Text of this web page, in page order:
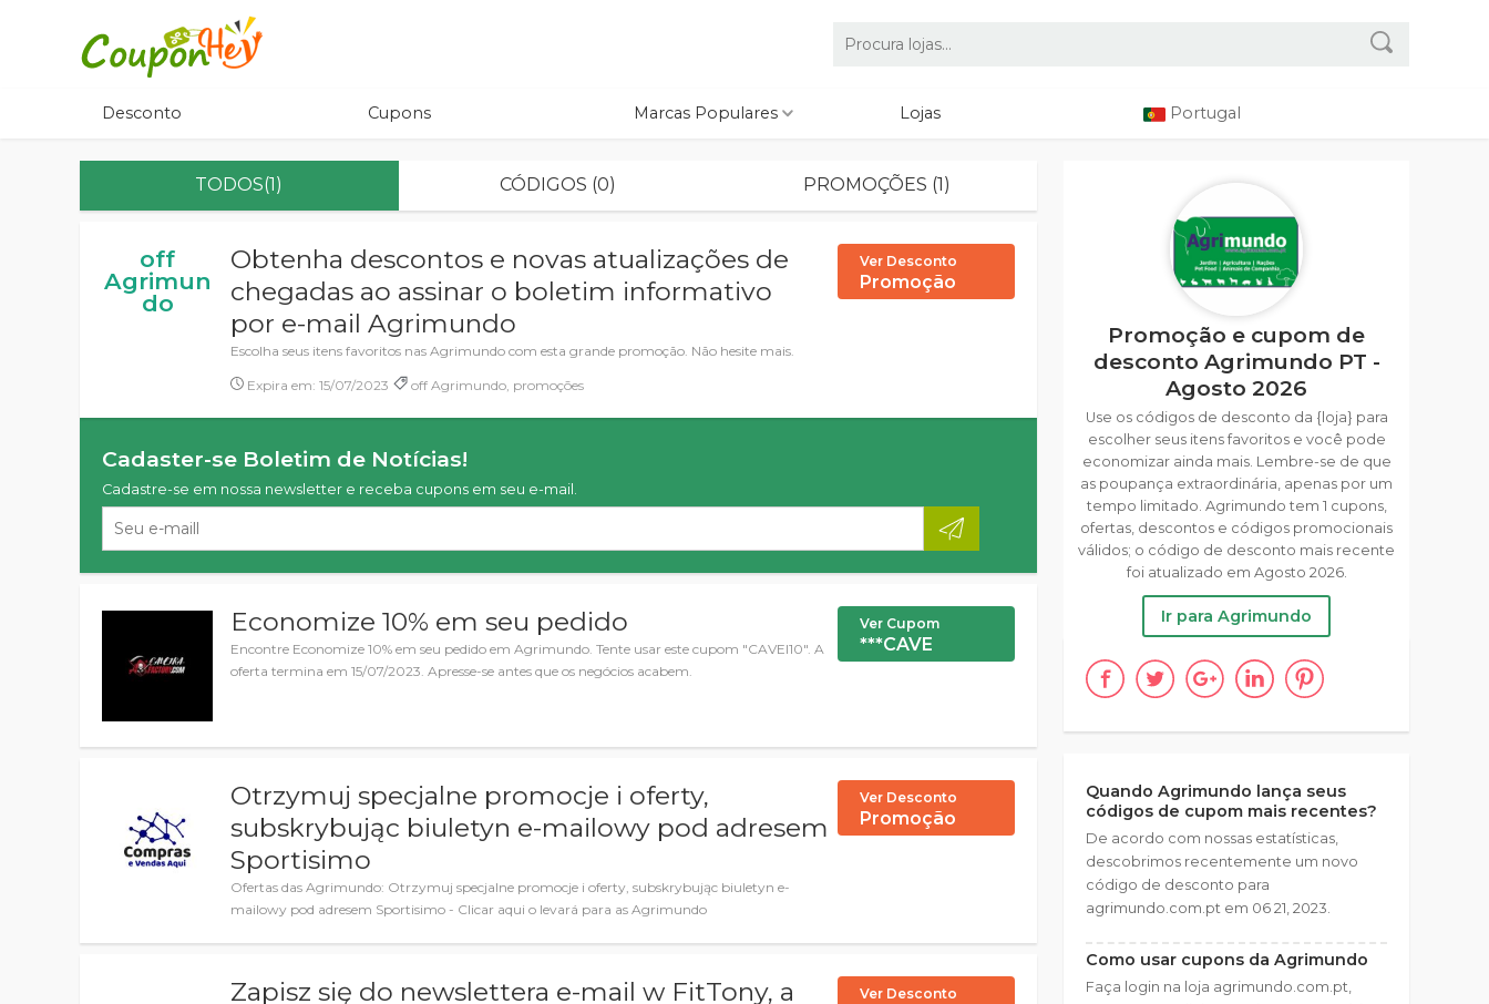
Desconto Cupons Marcas Populares Lojas Portugal
TODOS(1) CÓDIGOS (0) PROMOÇÕES (1)
off
Agrimun
do
Obtenha descontos e novas atualizações de
chegadas ao assinar o boletim informativo
por e-mail Agrimundo
Escolha seus itens favoritos nas Agrimundo com esta grande promoção. Não hesite mais.
Expira em: 15/07/2023 off Agrimundo, promoções
Ver Desconto
Promoção
Cadaster-se Boletim de Notícias!
Cadastre-se em nossa newsletter e receba cupons em seu e-mail.
Economize 10% em seu pedido
Encontre Economize 10% em seu pedido em Agrimundo. Tente usar este cupom "CAVEI10". A
oferta termina em 15/07/2023. Apresse-se antes que os negócios acabem.
Ver Cupom
***CAVE
Otrzymuj specjalne promocje i oferty,
subskrybując biuletyn e-mailowy pod adresem
Sportisimo
Ofertas das Agrimundo: Otrzymuj specjalne promocje i oferty, subskrybując biuletyn e-
mailowy pod adresem Sportisimo - Clicar aqui o levará para as Agrimundo
Ver Desconto
Promoção
Zapisz się do newslettera e-mail w FitTony, a
Ver Desconto
Promoção e cupom de
desconto Agrimundo PT -
Agosto 2026
Use os códigos de desconto da {loja} para
escolher seus itens favoritos e você pode
economizar ainda mais. Lembre-se de que
as poupança extraordinária, apenas por um
tempo limitado. Agrimundo tem 1 cupons,
ofertas, descontos e códigos promocionais
válidos; o código de desconto mais recente
foi atualizado em Agosto 2026.
Ir para Agrimundo
Quando Agrimundo lança seus
códigos de cupom mais recentes?
De acordo com nossas estatísticas,
descobrimos recentemente um novo
código de desconto para
agrimundo.com.pt em 06 21, 2023.
Como usar cupons da Agrimundo
Faça login na loja agrimundo.com.pt,